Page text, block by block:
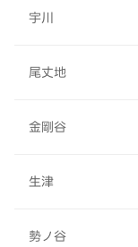
宇川
尾丈地
金剛谷
生津
勢ノ谷